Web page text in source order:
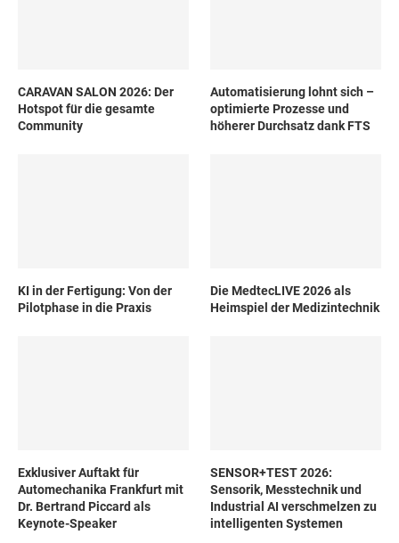
CARAVAN SALON 2026: Der
Hotspot für die gesamte
Community
Automatisierung lohnt sich –
optimierte Prozesse und
höherer Durchsatz dank FTS
KI in der Fertigung: Von der
Pilotphase in die Praxis
Die MedtecLIVE 2026 als
Heimspiel der Medizintechnik
Exklusiver Auftakt für
Automechanika Frankfurt mit
Dr. Bertrand Piccard als
Keynote-Speaker
SENSOR+TEST 2026:
Sensorik, Messtechnik und
Industrial AI verschmelzen zu
intelligenten Systemen